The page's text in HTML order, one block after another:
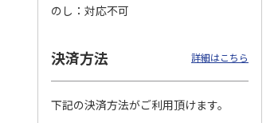
のし
対応不可
決済方法 詳細はこちら
下記の決済方法がご利用頂けます。